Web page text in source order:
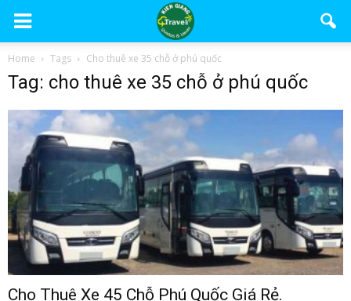
Home Tags Cho thuê xe 35 chỗ ở phú quốc
Tag: cho thuê xe 35 chỗ ở phú quốc
Cho Thuê Xe 45 Chỗ Phú Quốc Giá Rẻ.